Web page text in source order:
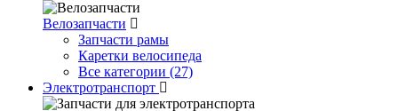
Велозапчасти
Запчасти рамы
Каретки велосипеда
Все категории (27)
Электротранспорт